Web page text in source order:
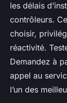
les délais
contrôleurs. Ce
choisir,
réactivité.
Demandez à
appel au
l’un des